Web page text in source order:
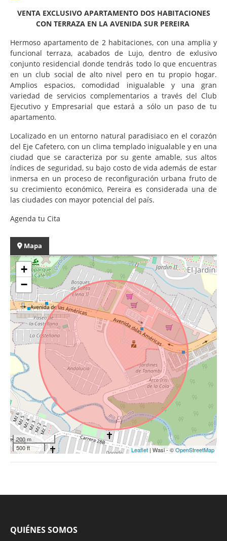
VENTA EXCLUSIVO APARTAMENTO DOS HABITACIONES
CON TERRAZA EN LA AVENIDA SUR PEREIRA
Hermoso apartamento de 2 habitaciones, con una amplia y
funcional terraza, acabados de Lujo, dentro de exlusivo
conjunto residencial donde tendrás todo lo que encuentras
en un club social de alto nivel pero en tu propio hogar.
Amplios espacios, comodidad inigualable y una gran
variedad de servicios complementarios a través del Club
Ejecutivo y Empresarial que estará a sólo un paso de tu
apartamento.
Localizado en un entorno natural paradisiaco en el corazón
del Eje Cafetero, con un clima templado inigualable y en una
ciudad que se caracteriza por su gente amable, sus altos
índices de seguridad, su bajo costo de vida además de estar
inmersa en un proceso de reconfiguración urbana fruto de
su crecimiento económico, Pereira es considerada una de
las ciudades con mayor potencial del país.
Agenda tu Cita
Mapa
+
−
200 m
500 ft
Leaflet | Wasi - ©OpenStreetMap
QUIÉNES SOMOS